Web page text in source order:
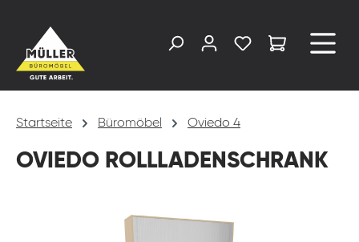
Startseite Büromöbel Oviedo 4
OVIEDO ROLLLADENSCHRANK
Bildergalerie überspringen